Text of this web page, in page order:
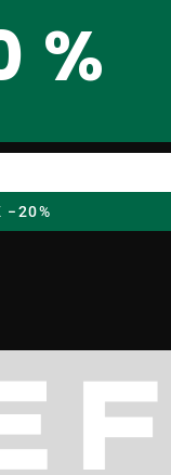
−20%